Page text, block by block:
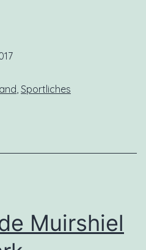
Sportliches
Muirshiel